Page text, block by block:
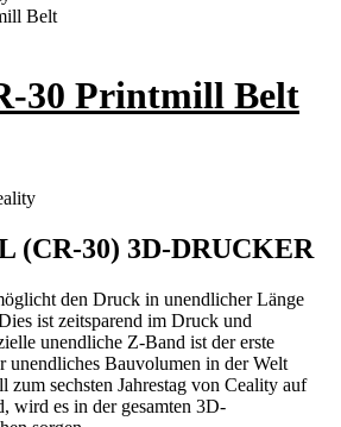
30 Printmill Belt
(CR-30) 3D-DRUCKER
den Druck in unendlicher Länge
ist zeitsparend im Druck und
unendliche Z-Band ist der erste
unendliches Bauvolumen in der Welt
sechsten Jahrestag von Ceality auf
wird es in der gesamten 3D-